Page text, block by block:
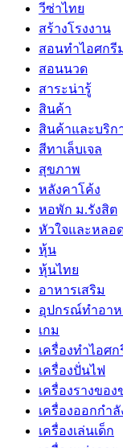
วีซ่าไทย
สร้างโรงงาน
สอนทำไอศกรี
สอนนวด
สาระน่ารู้
สินค้า
สินค้าและบริก
สีทาเล็บเจล
สุขภาพ
หลังคาโค้ง
หอพัก ม.รังสิต
หัวใจและหลอ
หุ้น
หุ้นไทย
อาหารเสริม
อุปกรณ์ทำอาห
เกม
เครื่องทำไอศก
เครื่องปั่นไฟ
เครื่องรางของ
เครื่องออกกำ
เครื่องเล่นเด็ก